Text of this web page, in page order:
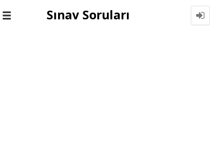
Toggle
Sınav Soruları